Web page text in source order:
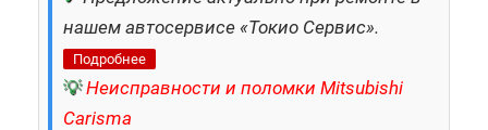
нашем автосервисе «Токио Сервис».
Подробнее
💡 Неисправности и поломки Mitsubishi
Carisma